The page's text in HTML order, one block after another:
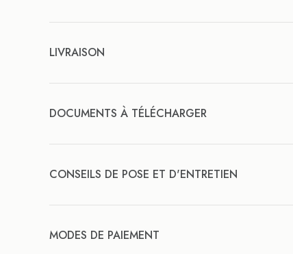
LIVRAISON
DOCUMENTS À TÉLÉCHARGER
CONSEILS DE POSE ET D'ENTRETIEN
MODES DE PAIEMENT